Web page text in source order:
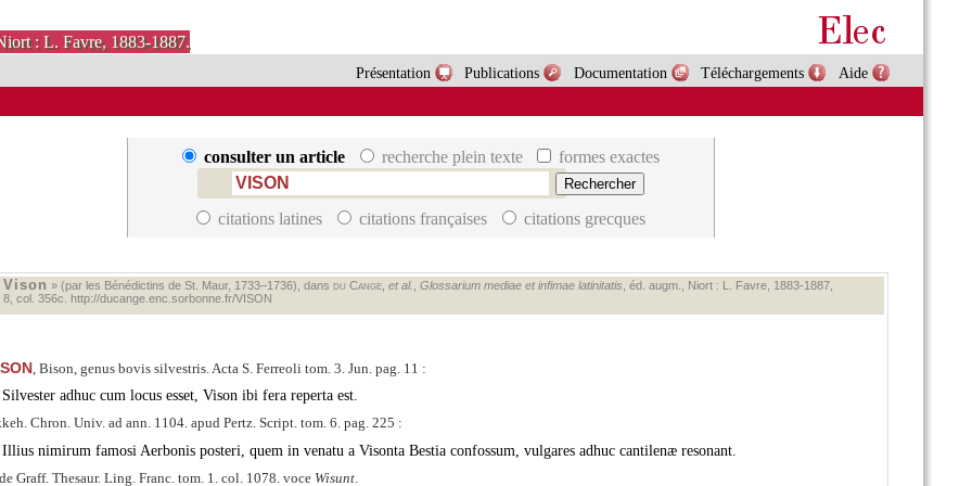
: L. Favre, 1883-1887.
Aide
Téléchargements
Documentation
Publications
Présentation
consulter un article recherche plein texte formes exactes
citations latines citations françaises citations grecques
Vison » (par les Bénédictins de St. Maur, 1733–1736), dans du Cange, et al. Glossarium mediae et infimae latinitatis , éd. augm., Niort : L. Favre, 1883‑1887,
8, col. 356c.
http://ducange.enc.sorbonne.fr/VISON
, Bison, genus bovis silvestris. Acta S. Ferreoli tom. 3. Jun. pag. 11 :
Silvester adhuc cum locus esset, Vison ibi fera reperta est.
Chron. Univ. ad ann. 1104. apud Pertz. Script. tom. 6. pag. 225 :
Illius nimirum famosi Aerbonis posteri, quem in venatu a Visonta Bestia confossum, vulgares adhuc cantilenæ resonant.
Graff. Thesaur. Ling. Franc. tom. 1. col. 1078. voce Wisunt.